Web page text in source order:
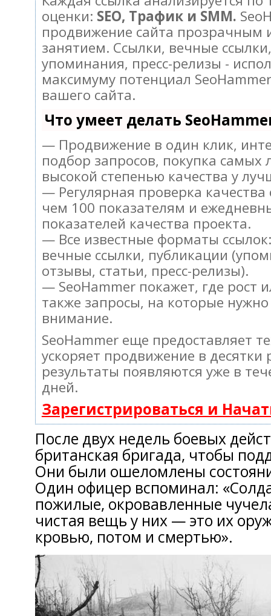
оценки: SEO, Трафик и SMM.
продвижение сайта прозрачным
занятием. Ссылки, вечные
упоминания, пресс-релизы -
максимуму потенциал
вашего сайта.
Что умеет делать
— Продвижение в один клик,
подбор запросов, покупка самых
высокой степенью качества у
— Регулярная проверка качества
чем 100 показателям и
показателей качества проекта.
— Все известные форматы
вечные ссылки, публикации
отзывы, статьи, пресс-релизы).
— SeoHammer покажет, где рост
также запросы, на которые
внимание.
SeoHammer еще предоставляет
ускоряет продвижение в десятки
результаты появляются уже в
дней.
Зарегистрироваться и
После двух недель боевых
британская бригада, чтобы
Они были ошеломлены
Один офицер вспоминал:
пожилые, окровавленные
чистая вещь у них — это их
кровью, потом и смертью».